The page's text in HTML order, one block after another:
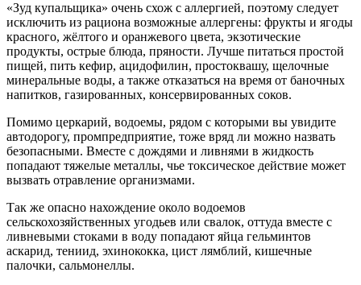
«Зуд купальщика» очень схож с аллергией, поэтому следует
исключить из рациона возможные аллергены: фрукты и ягоды
красного, жёлтого и оранжевого цвета, экзотические
продукты, острые блюда, пряности. Лучше питаться простой
пищей, пить кефир, ацидофилин, простоквашу, щелочные
минеральные воды, а также отказаться на время от баночных
напитков, газированных, консервированных соков.
Помимо церкарий, водоемы, рядом с которыми вы увидите
автодорогу, промпредприятие, тоже вряд ли можно назвать
безопасными. Вместе с дождями и ливнями в жидкость
попадают тяжелые металлы, чье токсическое действие может
вызвать отравление организмами.
Так же опасно нахождение около водоемов
сельскохозяйственных угодьев или свалок, оттуда вместе с
ливневыми стоками в воду попадают яйца гельминтов
аскарид, тениид, эхинококка, цист лямблий, кишечные
палочки, сальмонеллы.